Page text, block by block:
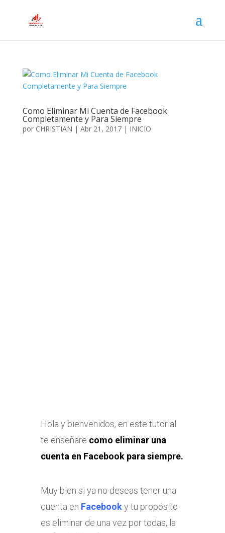
Como Eliminar Mi Cuenta de Facebook
Completamente y Para Siempre
por CHRISTIAN | Abr 21, 2017| INICIO
Hola y bienvenidos, en este tutorial
te enseñare como eliminar una
cuenta en Facebook para siempre.
Muy bien si ya no deseas tener una
cuenta en Facebooky tu propósito
es eliminar de una vez por todas, la